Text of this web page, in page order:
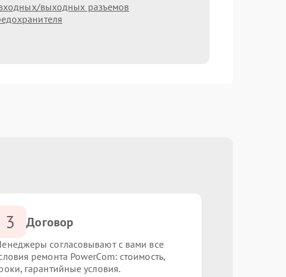
выходных разъемов
3 Договор
согласовывают с вами все
ремонта PowerCom: стоимость,
гарантийные условия.